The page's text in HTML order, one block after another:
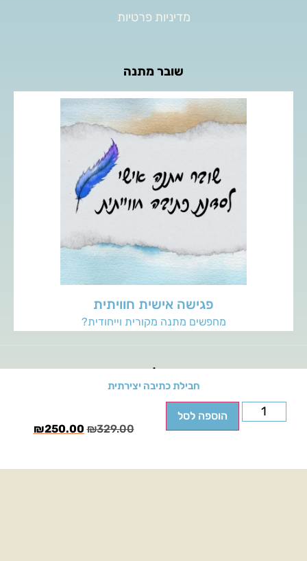
₪329.00
₪250.00
הוספה לסל
חבילת כתיבה יצירתית
מדיניות פרטיות
שובר מתנה
פגישה אישית חוויתית
מחפשים מתנה מקורית וייחודית?
העניקו לאהובים שלכם מפגש כתיבה חוויתי אישי, המאפשר
מרחב לביטוי עצמי, חקירה פנימית ופריצת מחסומי כתיבה.
הצטרפו אליי בפייסבוק
‏מסע במילים‏